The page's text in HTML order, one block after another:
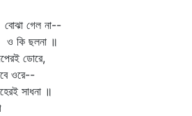
গেল না--
ও কি ছলনা ॥
ডোরে,
ওরে--
সাধনা ॥